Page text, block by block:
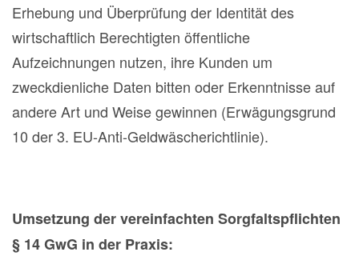
Erhebung und Überprüfung der Identität des
wirtschaftlich Berechtigten öffentliche
Aufzeichnungen nutzen, ihre Kunden um
zweckdienliche Daten bitten oder Erkenntnisse auf
andere Art und Weise gewinnen (Erwägungsgrund
10 der 3. EU-Anti-Geldwäscherichtlinie).
Umsetzung der vereinfachten Sorgfaltspflichten
§ 14 GwG in der Praxis: